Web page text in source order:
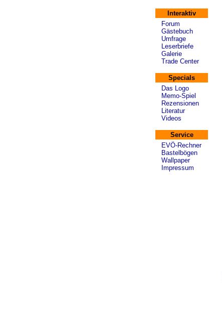
Interaktiv
Forum
Gästebuch
Umfrage
Leserbriefe
Galerie
Trade Center
Specials
Das Logo
Memo-Spiel
Rezensionen
Literatur
Videos
Service
EVÖ-Rechner
Bastelbögen
Wallpaper
Impressum